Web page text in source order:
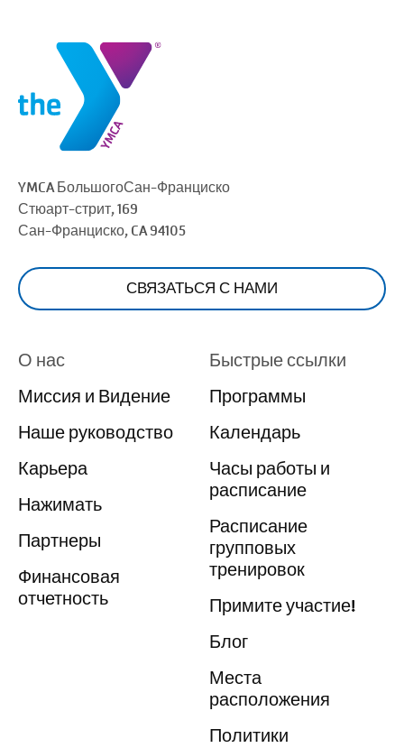
YMCA БольшогоСан-Франциско
Стюарт-стрит, 169
Сан-Франциско, CA 94105
СВЯЗАТЬСЯ С НАМИ
О нас
Миссия и Видение
Наше руководство
Карьера
Нажимать
Партнеры
Финансовая
отчетность
Быстрые ссылки
Программы
Календарь
Часы работы и
расписание
Расписание
групповых
тренировок
Примите участие!
Блог
Места
расположения
Политики